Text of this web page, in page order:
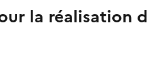
la réalisation